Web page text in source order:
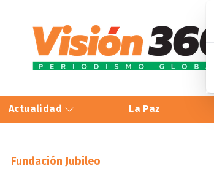
Actualidad La Paz
Fundación Jubileo